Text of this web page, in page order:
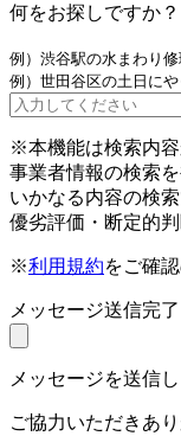
何をお探しですか？
例）渋谷駅の水まわり
例）世田谷区の土日に
※本機能は検索内容
事業者情報の検索
いかなる内容の検
優劣評価・断定的
※利用規約をご確
メッセージ送信完了
メッセージを送信し
ご協力いただきあ